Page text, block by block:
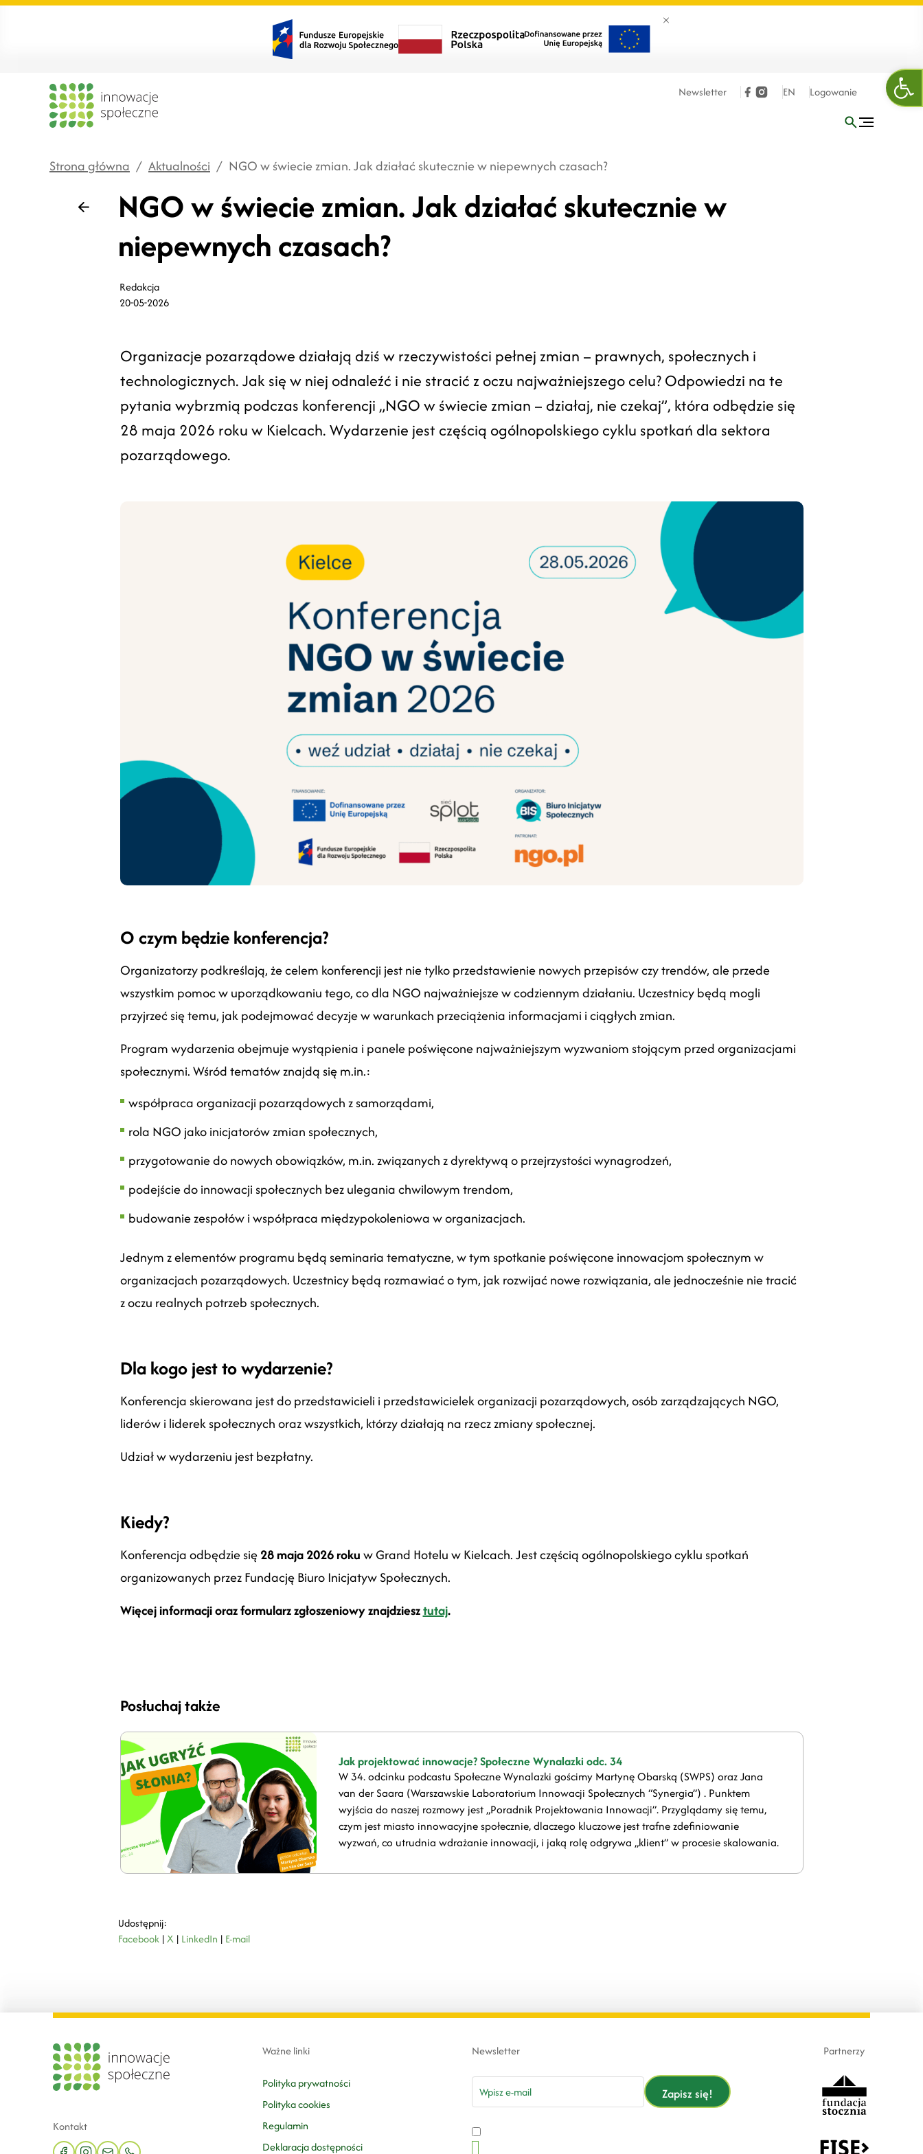
Zamknij banner
Newsletter EN Logowanie
Strona główna / Aktualności / NGO w świecie zmian. Jak działać skutecznie w niepewnych czasach?
Wstecz
NGO w świecie zmian. Jak działać skutecznie w
niepewnych czasach?
Redakcja
20-05-2026
Organizacje pozarządowe działają dziś w rzeczywistości pełnej zmian – prawnych, społecznych i
technologicznych. Jak się w niej odnaleźć i nie stracić z oczu najważniejszego celu? Odpowiedzi na te
pytania wybrzmią podczas konferencji „NGO w świecie zmian – działaj, nie czekaj”, która odbędzie się
28 maja 2026 roku w Kielcach. Wydarzenie jest częścią ogólnopolskiego cyklu spotkań dla sektora
pozarządowego.
O czym będzie konferencja?
Organizatorzy podkreślają, że celem konferencji jest nie tylko przedstawienie nowych przepisów czy trendów, ale przede
wszystkim pomoc w uporządkowaniu tego, co dla NGO najważniejsze w codziennym działaniu. Uczestnicy będą mogli
przyjrzeć się temu, jak podejmować decyzje w warunkach przeciążenia informacjami i ciągłych zmian.
Program wydarzenia obejmuje wystąpienia i panele poświęcone najważniejszym wyzwaniom stojącym przed organizacjami
społecznymi. Wśród tematów znajdą się m.in.:
współpraca organizacji pozarządowych z samorządami,
rola NGO jako inicjatorów zmian społecznych,
przygotowanie do nowych obowiązków, m.in. związanych z dyrektywą o przejrzystości wynagrodzeń,
podejście do innowacji społecznych bez ulegania chwilowym trendom,
budowanie zespołów i współpraca międzypokoleniowa w organizacjach.
Jednym z elementów programu będą seminaria tematyczne, w tym spotkanie poświęcone innowacjom społecznym w
organizacjach pozarządowych. Uczestnicy będą rozmawiać o tym, jak rozwijać nowe rozwiązania, ale jednocześnie nie tracić
z oczu realnych potrzeb społecznych.
Dla kogo jest to wydarzenie?
Konferencja skierowana jest do przedstawicieli i przedstawicielek organizacji pozarządowych, osób zarządzających NGO,
liderów i liderek społecznych oraz wszystkich, którzy działają na rzecz zmiany społecznej.
Udział w wydarzeniu jest bezpłatny.
Kiedy?
Konferencja odbędzie się28 maja 2026 rokuw Grand Hotelu w Kielcach. Jest częścią ogólnopolskiego cyklu spotkań
organizowanych przez Fundację Biuro Inicjatyw Społecznych.
Więcej informacji oraz formularz zgłoszeniowy znajdziesztutaj.
Posłuchaj także
Jak projektować innowacje? Społeczne Wynalazki odc. 34
W 34. odcinku podcastu Społeczne Wynalazki gościmy Martynę Obarską (SWPS) oraz Jana
van der Saara (Warszawskie Laboratorium Innowacji Społecznych “Synergia”) . Punktem
wyjścia do naszej rozmowy jest „Poradnik Projektowania Innowacji”. Przyglądamy się temu,
czym jest miasto innowacyjne społecznie, dlaczego kluczowe jest trafne zdefiniowanie
wyzwań, co utrudnia wdrażanie innowacji, i jaką rolę odgrywa „klient” w procesie skalowania.
Udostępnij:
Facebook |X | LinkedIn | E-mail
Kontakt
facebookinstagram
Ważne linki
Polityka prywatności
Polityka cookies
Regulamin
Deklaracja dostępności
Newsletter
email
Zapisz się!
Partnerzy